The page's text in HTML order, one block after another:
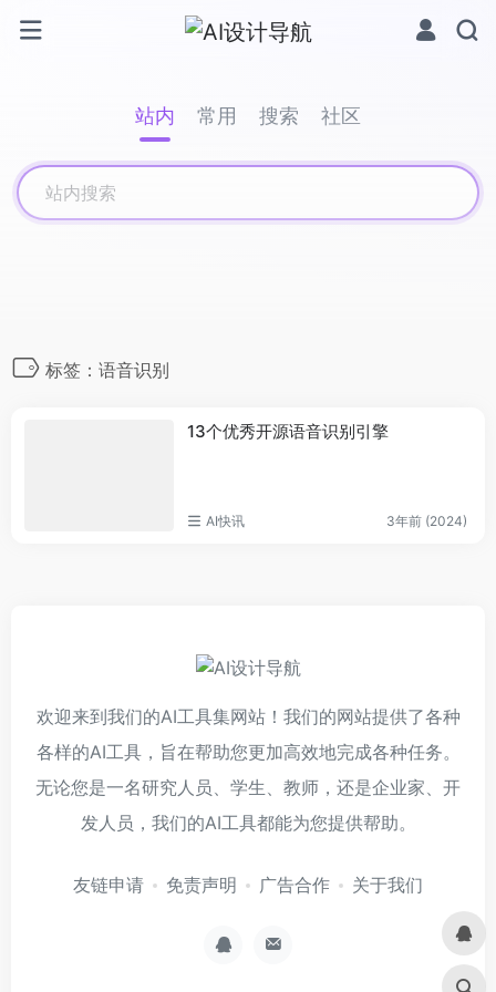
站内 常用 搜索 社区
标签：语音识别
13个优秀开源语音识别引擎
AI快讯 3年前 (2024)
欢迎来到我们的AI工具集网站！我们的网站提供了各种
各样的AI工具，旨在帮助您更加高效地完成各种任务。
无论您是一名研究人员、学生、教师，还是企业家、开
发人员，我们的AI工具都能为您提供帮助。
友链申请 免责声明 广告合作 关于我们